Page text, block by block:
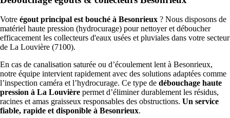
Votre égout principal est bouché à Besonrieux ? Nous disposons de
matériel haute pression (hydrocurage) pour nettoyer et déboucher
efficacement les collecteurs d'eaux usées et pluviales dans votre secteur
de La Louvière (7100).
En cas de canalisation saturée ou d’écoulement lent à Besonrieux,
notre équipe intervient rapidement avec des solutions adaptées comme
l’inspection caméra et l’hydrocurage. Ce type de débouchage haute
pression à La Louvière permet d’éliminer durablement les résidus,
racines et amas graisseux responsables des obstructions. Un service
fiable, rapide et disponible à Besonrieux.